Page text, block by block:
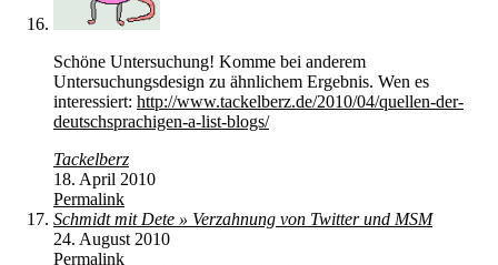
Schöne Untersuchung! Komme bei anderem
Untersuchungsdesign zu ähnlichem Ergebnis. Wen es
interessiert: http://www.tackelberz.de/2010/04/quellen-der-
deutschsprachigen-a-list-blogs/
Tackelberz
18. April 2010
Permalink
Schmidt mit Dete » Verzahnung von Twitter und MSM
24. August 2010
Permalink